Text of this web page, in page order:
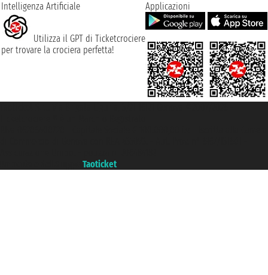
Intelligenza Artificiale
Utilizza il GPT di Ticketcrociere
per trovare la crociera perfetta!
Applicazioni
Taoticket